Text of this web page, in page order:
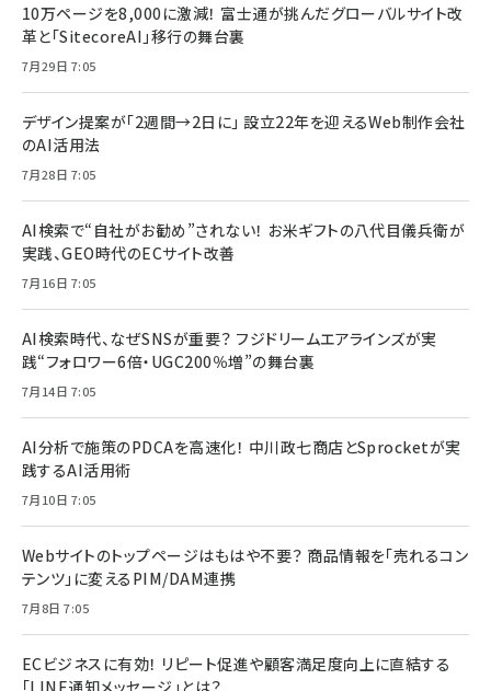
10万ページを8,000に激減！ 富士通が挑んだグローバルサイト改
革と「SitecoreAI」移行の舞台裏
7月29日 7:05
デザイン提案が「2週間→2日に」 設立22年を迎えるWeb制作会社
のAI活用法
7月28日 7:05
AI検索で“自社がお勧め”されない！ お米ギフトの八代目儀兵衛が
実践、GEO時代のECサイト改善
7月16日 7:05
AI検索時代、なぜSNSが重要？ フジドリームエアラインズが実
践“フォロワー6倍・UGC200％増”の舞台裏
7月14日 7:05
AI分析で施策のPDCAを高速化！ 中川政七商店とSprocketが実
践するAI活用術
7月10日 7:05
Webサイトのトップページはもはや不要？ 商品情報を「売れるコン
テンツ」に変えるPIM/DAM連携
7月8日 7:05
ECビジネスに有効！ リピート促進や顧客満足度向上に直結する
「LINE通知メッセージ」とは？